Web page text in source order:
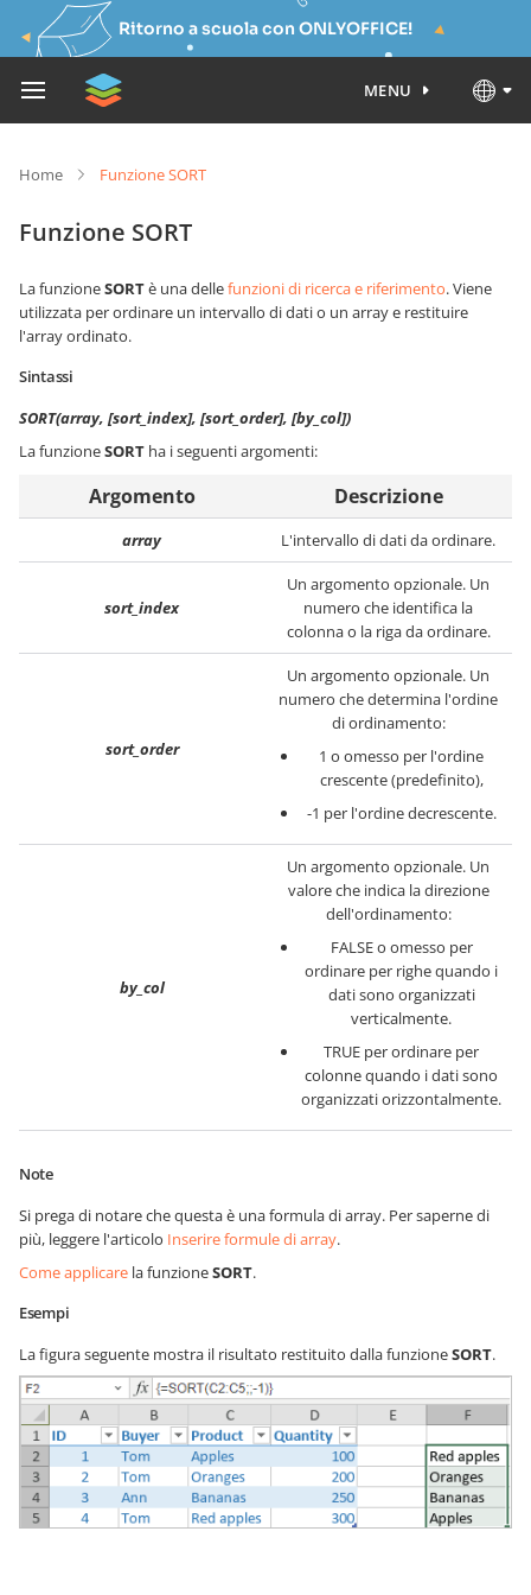
Ritorno a scuola con ONLYOFFICE!
MENU
Home Funzione SORT
Funzione SORT
La funzioneSORTè una dellefunzioni di ricerca e riferimento. Viene
utilizzata per ordinare un intervallo di dati o un array e restituire
l'array ordinato.
Sintassi
SORT(array, [sort_index], [sort_order], [by_col])
La funzioneSORT ha i seguenti argomenti:
Argomento Descrizione
array L'intervallo di dati da ordinare.
sort_index
Un argomento opzionale. Un
numero che identifica la
colonna o la riga da ordinare.
sort_order
Un argomento opzionale. Un
numero che determina l'ordine
di ordinamento:
1 o omesso per l'ordine
crescente (predefinito),
-1 per l'ordine decrescente.
by_col
Un argomento opzionale. Un
valore che indica la direzione
dell'ordinamento:
FALSE o omesso per
ordinare per righe quando i
dati sono organizzati
verticalmente.
TRUE per ordinare per
colonne quando i dati sono
organizzati orizzontalmente.
Note
Si prega di notare che questa è una formula di array. Per saperne di
più, leggere l'articolo Inserire formule di array.
Come applicare la funzioneSORT.
Esempi
La figura seguente mostra il risultato restituito dalla funzioneSORT.